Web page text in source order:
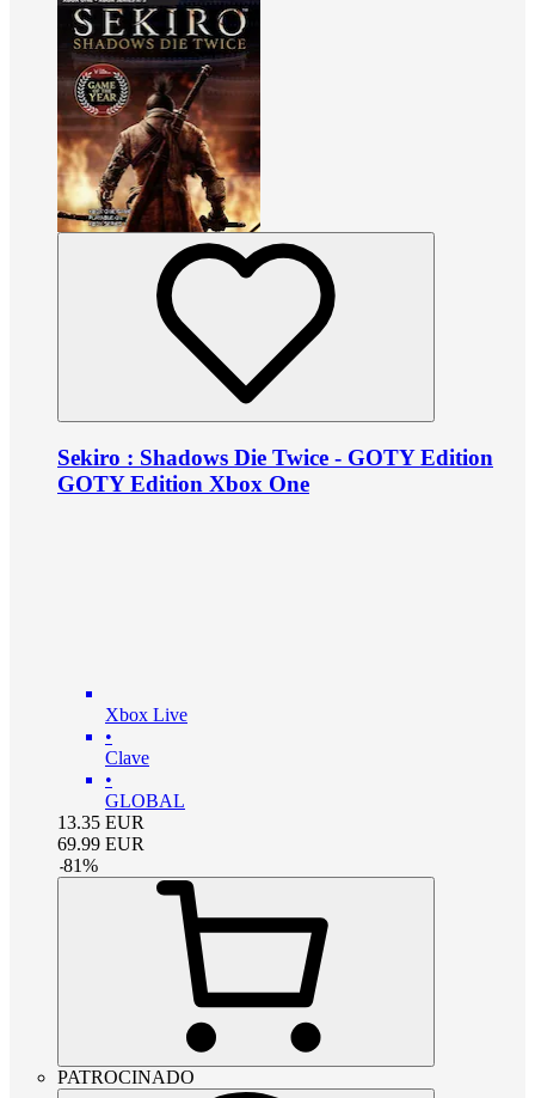
Sekiro : Shadows Die Twice - GOTY Edition
GOTY Edition Xbox One
Xbox Live
•
Clave
•
GLOBAL
13.35 EUR
69.99 EUR
-81%
PATROCINADO